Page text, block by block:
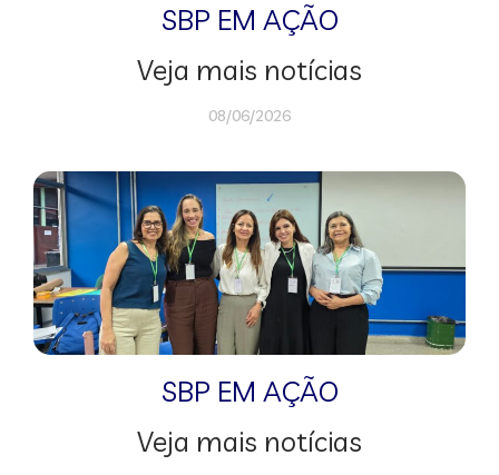
SBP EM AÇÃO
Veja mais notícias
08/06/2026
SBP EM AÇÃO
Veja mais notícias